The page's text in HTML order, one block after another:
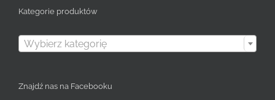
Kategorie produktów
Wybierz kategorię
Znajdź nas na Facebooku